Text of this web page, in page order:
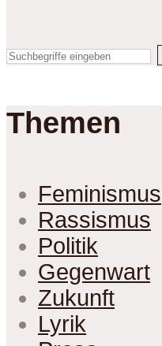
Themen
Feminismus
Rassismus
Politik
Gegenwart
Zukunft
Lyrik